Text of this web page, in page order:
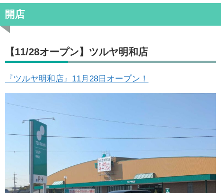
開店
【11/28オープン】ツルヤ明和店
『ツルヤ明和店』11月28日オープン！